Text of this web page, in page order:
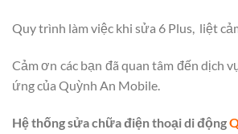
Quy trình làm việc khi sửa 6 Plus, liệt
Cảm ơn các bạn đã quan tâm đến dịch
ứng của Quỳnh An Mobile.
Hệ thống sửa chữa điện thoại di động